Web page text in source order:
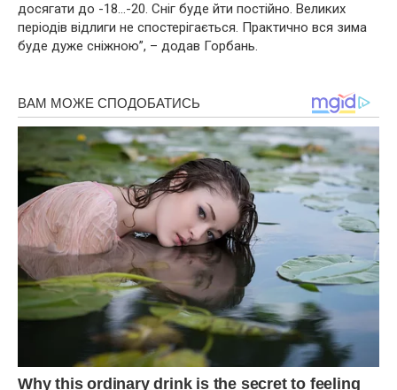
досягати до -18…-20. Сніг буде йти постійно. Великих
періодів відлиги не спостерігається. Практично вся зима
буде дуже сніжною”, – додав Горбань.